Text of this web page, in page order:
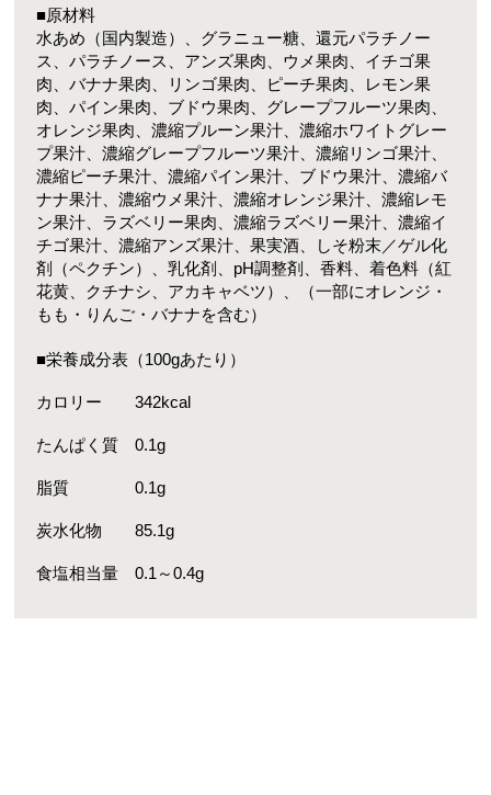
■原材料
水あめ（国内製造）、グラニュー糖、還元パラチノー
ス、パラチノース、アンズ果肉、ウメ果肉、イチゴ果
肉、バナナ果肉、リンゴ果肉、ピーチ果肉、レモン果
肉、パイン果肉、ブドウ果肉、グレープフルーツ果肉、
オレンジ果肉、濃縮プルーン果汁、濃縮ホワイトグレー
プ果汁、濃縮グレープフルーツ果汁、濃縮リンゴ果汁、
濃縮ピーチ果汁、濃縮パイン果汁、ブドウ果汁、濃縮バ
ナナ果汁、濃縮ウメ果汁、濃縮オレンジ果汁、濃縮レモ
ン果汁、ラズベリー果肉、濃縮ラズベリー果汁、濃縮イ
チゴ果汁、濃縮アンズ果汁、果実酒、しそ粉末／ゲル化
剤（ペクチン）、乳化剤、pH調整剤、香料、着色料（紅
花黄、クチナシ、アカキャベツ）、（一部にオレンジ・
もも・りんご・バナナを含む）
■栄養成分表（100gあたり）
カロリー 342kcal
たんぱく質 0.1g
脂質 0.1g
炭水化物 85.1g
食塩相当量 0.1～0.4g